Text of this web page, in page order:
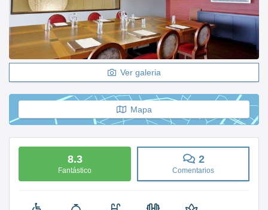
Ver galeria
Mapa
8.3
Fantástico
2
Comentarios